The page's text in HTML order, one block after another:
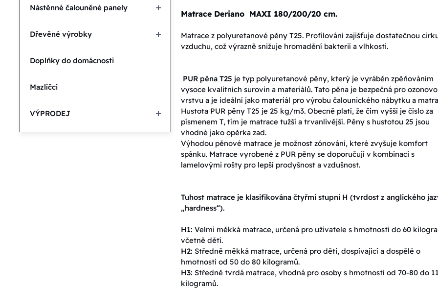
Nástěnné čalouněné panely
Dřevěné výrobky
Doplňky do domácnosti
Mazlíčci
VÝPRODEJ
Matrace Deriano MAXI 180/200/20 cm.
Matrace z polyuretanové pěny T25. Profilování zajišťuje dostatečnou
vzduchu, což výrazně snižuje hromadění bakterií a vlhkosti.
PUR pěna T25 je typ polyuretanové pěny, který je vyráběn zpěňováním
vysoce kvalitních surovin a materiálů. Tato pěna je bezpečná pro
vrstvu a je ideální jako materiál pro výrobu čalounického nábytku a
Hustota PUR pěny T25 je 25 kg/m3. Obecně platí, že čím vyšší je číslo za
písmenem T, tím je matrace tužší a trvanlivější. Pěny s hustotou 25 jsou
vhodné jako opěrka zad.
Výhodou pěnové matrace je možnost zónování, které zvyšuje komfort
spánku. Matrace vyrobené z PUR pěny se doporučují v kombinaci s
lamelovými rošty pro lepší prodyšnost a vzdušnost.
Tuhost matrace je klasifikována čtyřmi stupni H (tvrdost z anglického
„hardness“).
H1: Velmi měkká matrace, určená pro uživatele s hmotností do 60
včetně dětí.
H2: Středně měkká matrace, určená pro děti, dospívající a dospělé o
hmotnosti od 50 do 80 kilogramů.
H3: Středně tvrdá matrace, vhodná pro osoby s hmotností od 70-80 do
kilogramů.